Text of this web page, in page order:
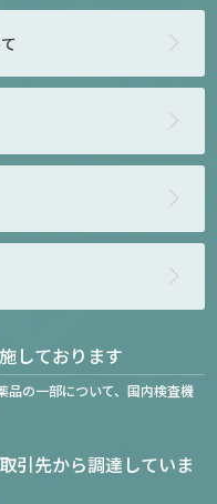
しております
品の一部について、国内検査機
引先から調達していま